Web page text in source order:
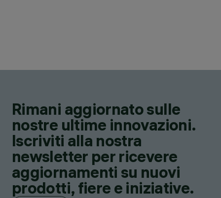
Rimani aggiornato sulle
nostre ultime innovazioni.
Iscriviti alla nostra
newsletter per ricevere
aggiornamenti su nuovi
prodotti, fiere e iniziative.